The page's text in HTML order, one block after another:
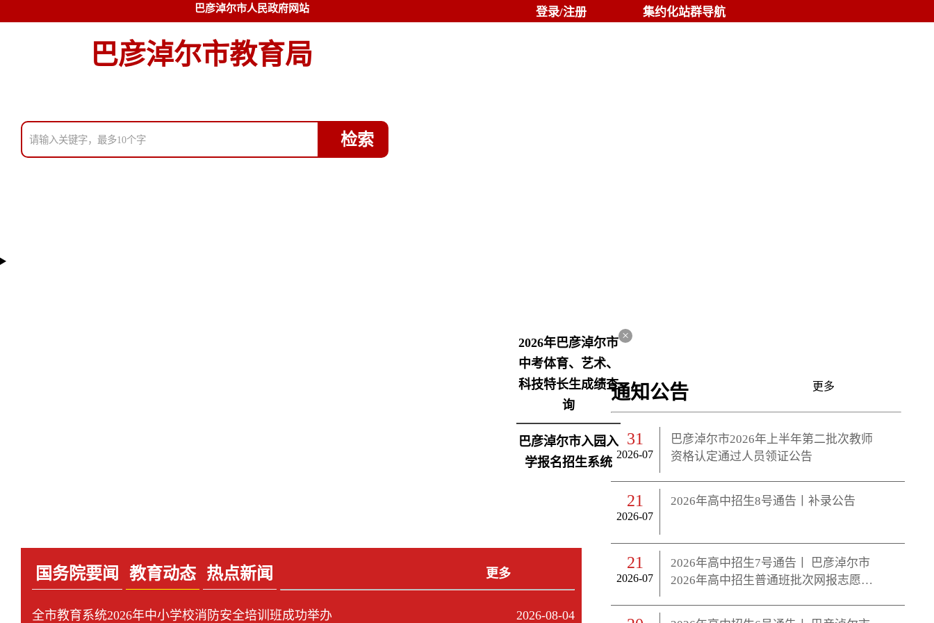
巴彦淖尔市人民政府网站 登录/注册 集约化站群导航
巴彦淖尔市教育局
×
2026年巴彦淖尔市
中考体育、艺术、
科技特长生成绩查
询
巴彦淖尔市入园入
学报名招生系统
国务院要闻 教育动态 更多
热点新闻
全市教育系统2026年中小学校消防安全培训班成功举办 2026-08-04
通知公告 更多
31
2026-07
巴彦淖尔市2026年上半年第二批次教师
资格认定通过人员领证公告
21
2026-07
2026年高中招生8号通告丨补录公告
21
2026-07
2026年高中招生7号通告丨 巴彦淖尔市
2026年高中招生普通班批次网报志愿空